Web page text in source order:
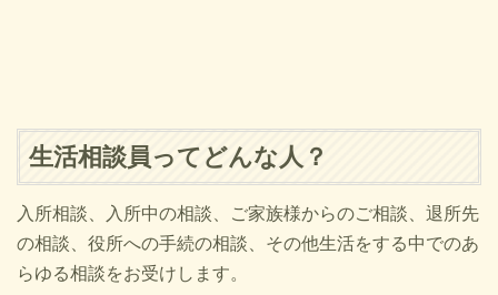
生活相談員ってどんな人？
入所相談、入所中の相談、ご家族様からのご相談、退所先
の相談、役所への手続の相談、その他生活をする中でのあ
らゆる相談をお受けします。